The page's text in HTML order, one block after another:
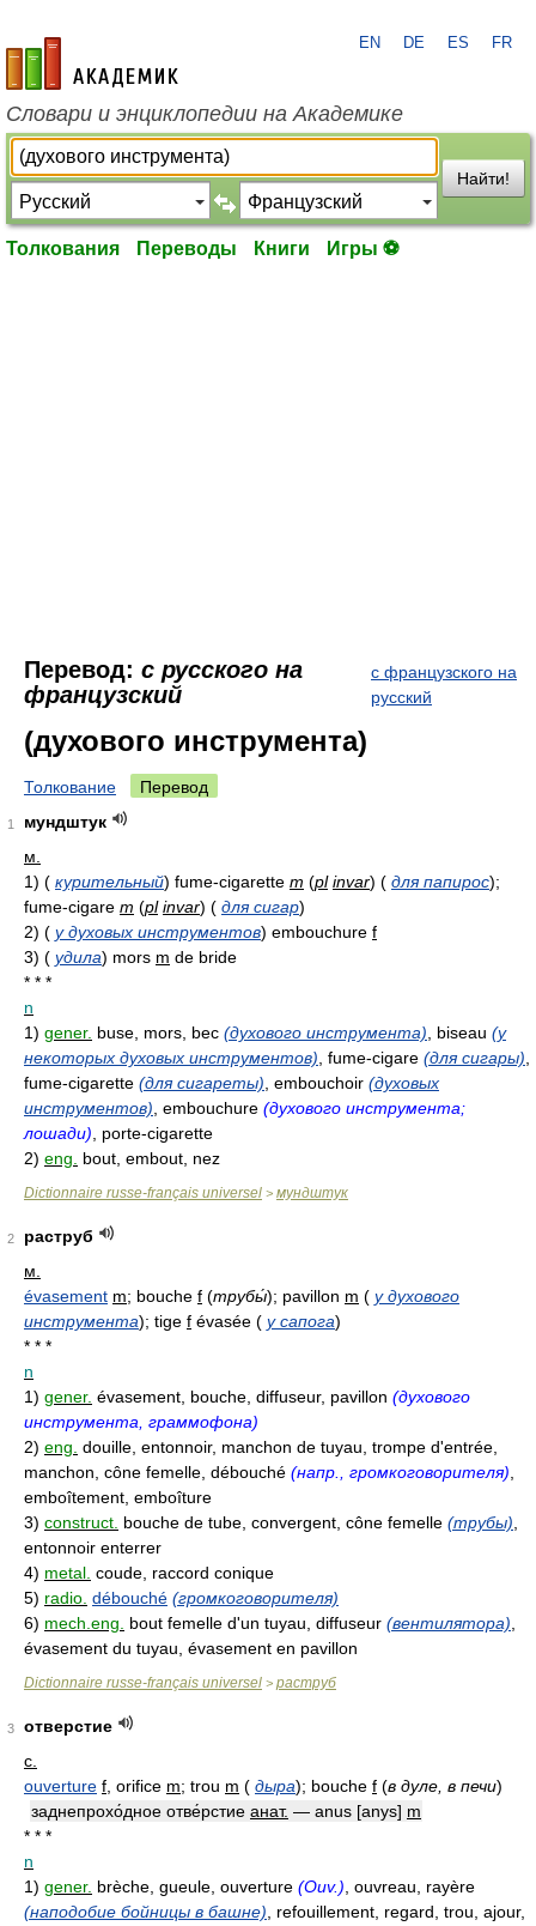
academic.ru
EN DE ES FR
Словари и энциклопедии на Академике
Найти!
Толкования Переводы Книги Игры ⚽
Перевод: с русского на
французский
с французского на
русский
(духового инструмента)
Толкование Перевод
1
мундштук
м.
1) ( курительный) fume-cigarette m (pl invar) ( для папирос);
fume-cigare m (pl invar) ( для сигар)
2) ( у духовых инструментов) embouchure f
3) ( удила) mors m de bride
* * *
n
1) gener. buse, mors, bec (духового инструмента) , biseau (у
некоторых духовых инструментов) , fume-cigare (для сигары)
fume-cigarette (для сигареты) , embouchoir (духовых
инструментов) , embouchure (духового инструмента;
лошади) , porte-cigarette
2) eng. bout, embout, nez
Dictionnaire russe-français universel > мундштук
2
раструб
м.
évasement m; bouche f (трубы́); pavillon m ( у духового
инструмента); tige f évasée ( у сапога)
* * *
n
1) gener. évasement, bouche, diffuseur, pavillon (духового
инструмента, граммофона)
2) eng. douille, entonnoir, manchon de tuyau, trompe d'entrée,
manchon, cône femelle, débouché (напр., громкоговорителя)
emboîtement, emboîture
3) construct. bouche de tube, convergent, cône femelle (трубы)
entonnoir enterrer
4) metal. coude, raccord conique
5) radio. débouché (громкоговорителя)
6) mech.eng. bout femelle d'un tuyau, diffuseur (вентилятора)
évasement du tuyau, évasement en pavillon
Dictionnaire russe-français universel > раструб
3
отверстие
с.
ouverture f , orifice m; trou m ( дыра); bouche f (в дуле, в печи)
заднепрохо́дное отве́рстие анат. — anus [anys] m
* * *
n
1) gener. brèche, gueule, ouverture (Ouv.) , ouvreau, rayère
(наподобие бойницы в башне) , refouillement, regard, trou, ajour,